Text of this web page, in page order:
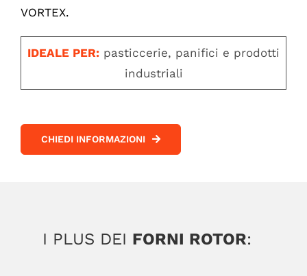
VORTEX.
IDEALE PER: pasticcerie, panifici e prodotti
industriali
CHIEDI INFORMAZIONI
I PLUS DEI FORNI ROTOR: